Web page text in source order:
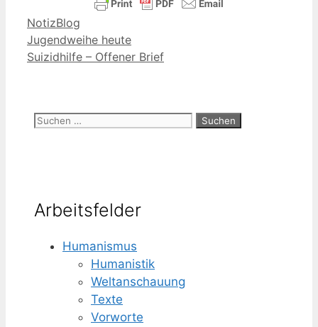
Kategorien
NotizBlog
Jugendweihe heute
Suizidhilfe – Offener Brief
Suchen
Arbeitsfelder
Humanismus
Humanistik
Weltanschauung
Texte
Vorworte